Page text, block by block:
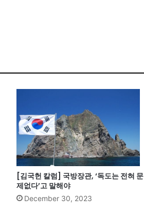
[김국헌 칼럼] 국방장관, ‘독도는 전혀 문
제없다’고 말해야
December 30, 2023